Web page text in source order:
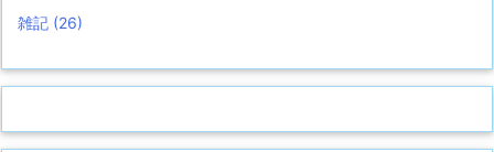
雑記 (26)